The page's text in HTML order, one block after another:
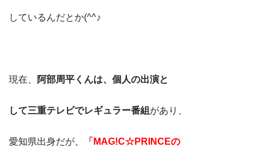
しているんだとか(^^♪
現在、 阿部周平くんは、個人の出演と
して三重テレビでレギュラー番組 があり、
愛知県出身だが 「MAG!C☆PRINCEの